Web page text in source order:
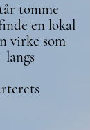
tomme
en lokal
virke som
langs